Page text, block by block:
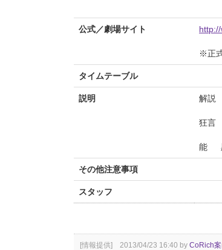
中
公式／劇場サイト
※正
タイムテーブル
説明 解説
狂言
能
その他注意事項
スタッフ
[情報提供] 2013/04/23 16:40 by CoRich案